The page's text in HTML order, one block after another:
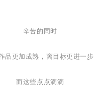
辛苦的同时
品更加成熟，离目标更进一步
而这些点点滴滴